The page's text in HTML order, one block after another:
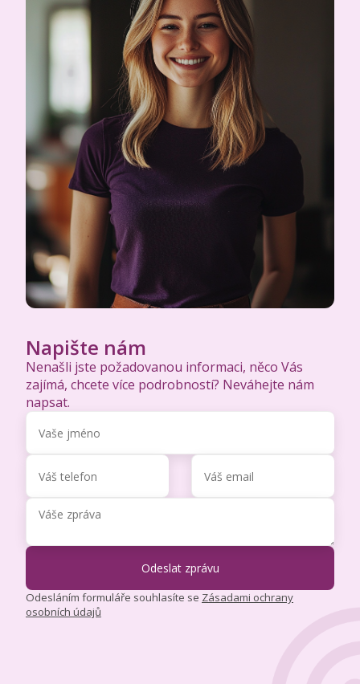
Napište nám
Nenašli jste požadovanou informaci, něco Vás
zajímá, chcete více podrobností? Neváhejte nám
napsat.
Odesláním formuláře souhlasíte se Zásadami ochrany
osobních údajů